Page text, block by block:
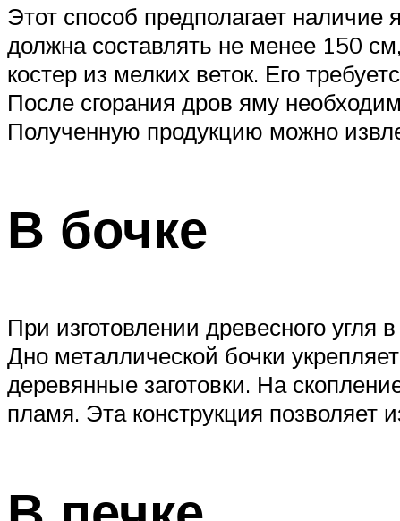
Этот способ предполагает
должна составлять не менее 150
костер из мелких веток. Его
После сгорания дров яму
Полученную продукцию можно
В бочке
При изготовлении древесного угля
Дно металлической бочки
деревянные заготовки. На
пламя. Эта конструкция позволяет